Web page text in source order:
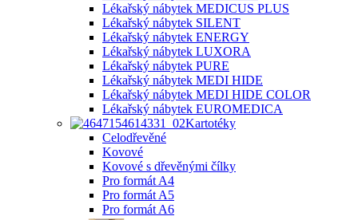
Lékařský nábytek MEDICUS PLUS
Lékařský nábytek SILENT
Lékařský nábytek ENERGY
Lékařský nábytek LUXORA
Lékařský nábytek PURE
Lékařský nábytek MEDI HIDE
Lékařský nábytek MEDI HIDE COLOR
Lékařský nábytek EUROMEDICA
Kartotéky
Celodřevěné
Kovové
Kovové s dřevěnými čílky
Pro formát A4
Pro formát A5
Pro formát A6